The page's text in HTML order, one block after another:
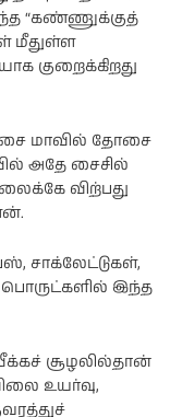
“கண்ணுக்குத்
மீதுள்ள
குறைக்கிறது
மாவில் தோசை
அதே சைசில்
விற்பது
சாக்லேட்டுகள்,
இந்த
சூழலில்தான்
உயர்வு,